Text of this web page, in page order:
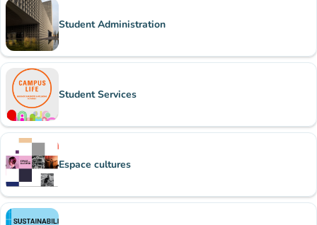
Student Administration
Student Services
Espace cultures